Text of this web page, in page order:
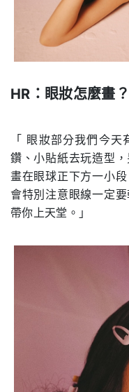
HR ：眼妝怎麼畫？
「 眼妝部分我們今
鑽、小貼紙去玩造型
畫在眼球正下方一小
會特別注意眼線一定
帶你上天堂。」